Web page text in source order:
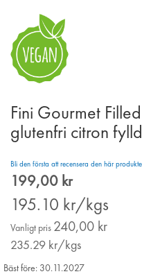
Skip
the
of
the
gallery
Fini Gourmet
glutenfri citron
Bli den första att recensera den här
Special
199,00 kr
195.10 kr/kgs
Vanligt pris 240,00 kr
235.29 kr/kgs
Bäst före: 30.11.2027